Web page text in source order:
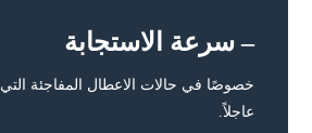
– سرعة الاستجابة
خصوصًا في حالات الاعطال المفاجئة
عاجلاً.